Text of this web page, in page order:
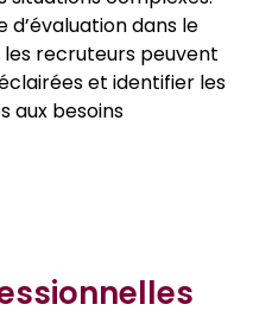
dans le
recruteurs peuvent
et identifier les
aux besoins